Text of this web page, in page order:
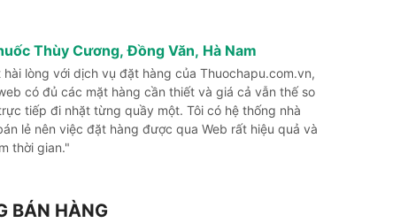
Thùy Cương, Đồng Văn, Hà Nam
hài lòng với dịch vụ đặt hàng của Thuochapu.com.vn,
có đủ các mặt hàng cần thiết và giá cả vẫn thế so
tiếp đi nhặt từng quầy một. Tôi có hệ thống nhà
lẻ nên việc đặt hàng được qua Web rất hiệu quả và
thời gian."
BÁN HÀNG